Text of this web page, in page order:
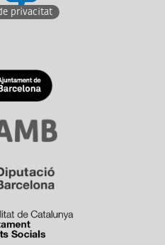
privacitat
de Barcelona
de Barcelona
de Barcelona
de Catalunya